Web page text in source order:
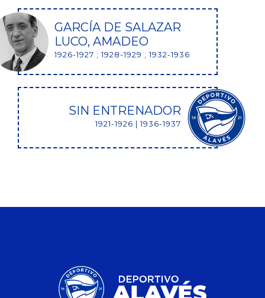
GARCÍA DE SALAZAR
LUCO, AMADEO
1926-1927 ; 1928-1929 ; 1932-1936
SIN ENTRENADOR
1921-1926 | 1936-1937